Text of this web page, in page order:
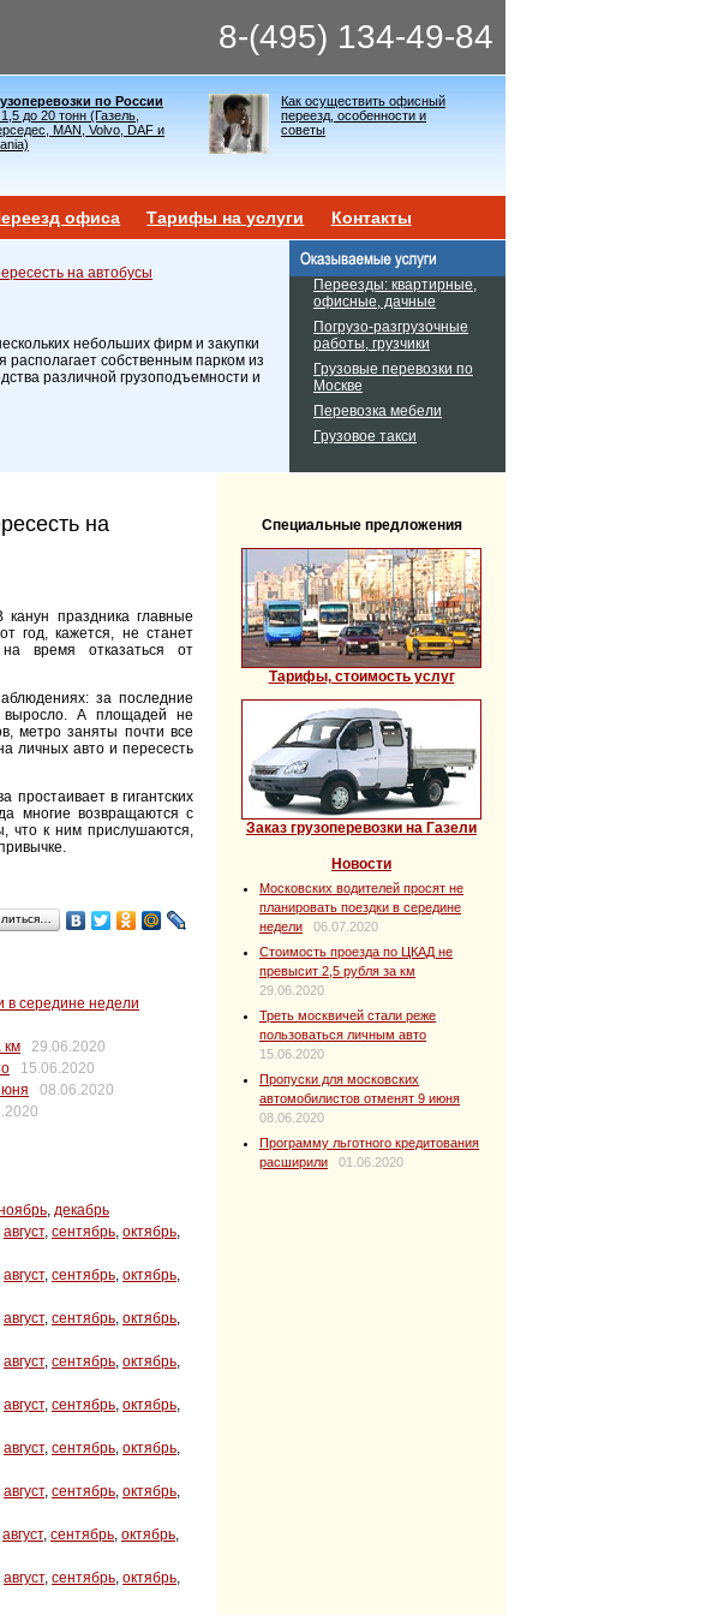
8-(495) 134-49-84
по России
до 20 тонн (Газель,
MAN, Volvo, DAF и
Как осуществить офисный
переезд, особенности и
советы
офиса Тарифы на услуги Контакты
на автобусы
небольших фирм и закупки
собственным парком из
различной грузоподъемности и
Переезды: квартирные,
офисные, дачные
Погрузо-разгрузочные
работы, грузчики
Грузовые перевозки по
Москве
Перевозка мебели
Грузовое такси
на
праздника главные
год, кажется, не станет
время отказаться от
за последние
выросло. А площадей не
метро заняты почти все
личных авто и пересесть
простаивает в гигантских
многие возвращаются с
что к ним прислушаются,
в середине недели
км
29.06.2020
15.06.2020
08.06.2020
, декабрь
август, сентябрь, октябрь,
август, сентябрь, октябрь,
август, сентябрь, октябрь,
август, сентябрь, октябрь,
август, сентябрь, октябрь,
август, сентябрь, октябрь,
август, сентябрь, октябрь,
август, сентябрь, октябрь,
август, сентябрь, октябрь,
Специальные предложения
Тарифы, стоимость услуг
Заказ грузоперевозки на Газели
Новости
Московских водителей просят не
планировать поездки в середине
недели
06.07.2020
Стоимость проезда по ЦКАД не
превысит 2,5 рубля за км
29.06.2020
Треть москвичей стали реже
пользоваться личным авто
15.06.2020
Пропуски для московских
автомобилистов отменят 9 июня
08.06.2020
Программу льготного кредитования
расширили
01.06.2020